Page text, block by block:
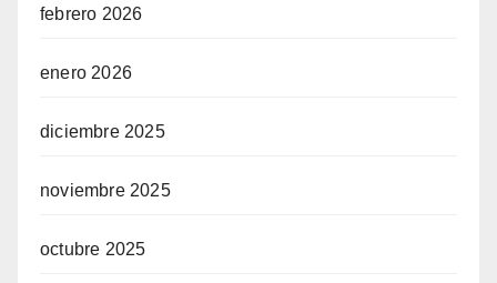
febrero 2026
enero 2026
diciembre 2025
noviembre 2025
octubre 2025